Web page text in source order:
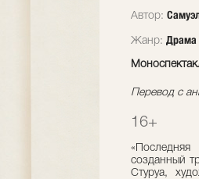
Автор:
Жанр: Драма
Перевод с
16+
созданный
Стуруа,